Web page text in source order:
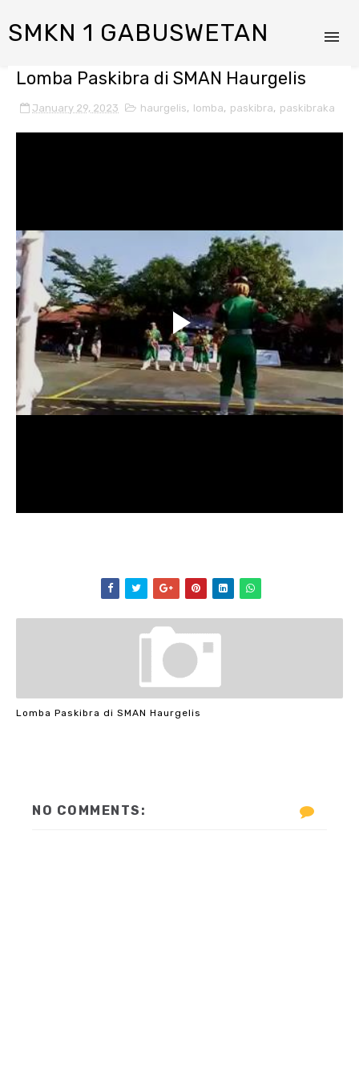
SMKN 1 GABUSWETAN
Lomba Paskibra di SMAN Haurgelis
January 29, 2023 haurgelis, lomba, paskibra, paskibraka
Lomba Paskibra di SMAN Haurgelis
NO COMMENTS: